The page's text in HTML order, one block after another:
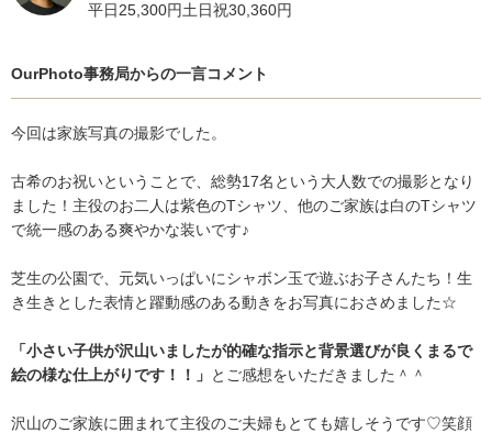
平日25,300円土日祝30,360円
OurPhoto事務局からの一言コメント
今回は家族写真の撮影でした。
古希のお祝いということで、総勢17名という大人数での撮影となり
ました！主役のお二人は紫色のTシャツ、他のご家族は白のTシャツ
で統一感のある爽やかな装いです♪
芝生の公園で、元気いっぱいにシャボン玉で遊ぶお子さんたち！生
き生きとした表情と躍動感のある動きをお写真におさめました☆
「小さい子供が沢山いましたが的確な指示と背景選びが良くまるで
絵の様な仕上がりです！！」 とご感想をいただきました＾＾
沢山のご家族に囲まれて主役のご夫婦もとても嬉しそうです♡笑顔